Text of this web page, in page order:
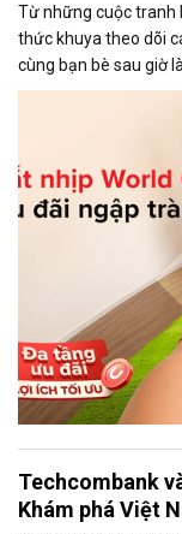
Từ những cuộc tranh
thức khuya theo dõi
cùng bạn bè sau giờ
người hâm mộ
Techcombank
Khám phá Việt